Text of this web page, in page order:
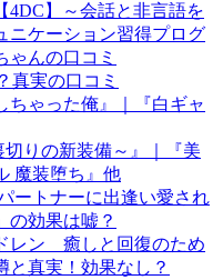
4DC】～会話と非言語を
ニケーション習得プログ
んの口コミ
真実の口コミ
ちゃった俺』｜『白ギャ
切りの新装備～』｜『美
魔装堕ち』他
ートナーに出逢い愛され
の効果は嘘？
レン 癒しと回復のため
と真実！効果なし？